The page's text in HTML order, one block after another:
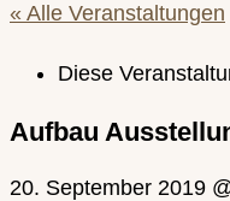
« Alle Veranstaltungen
Diese
Aufbau
20. September 2019